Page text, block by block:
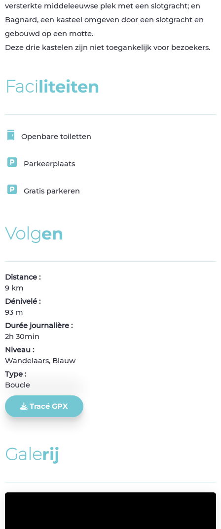
versterkte middeleeuwse plek met een slotgracht; en
Bagnard, een kasteel omgeven door een slotgracht en
gebouwd op een motte.
Deze drie kastelen zijn niet toegankelijk voor bezoekers.
Faciliteiten
Openbare toiletten
Parkeerplaats
Gratis parkeren
Volgen
Distance :
9 km
Dénivelé :
93 m
Durée journalière :
2h 30min
Niveau :
Wandelaars, Blauw
Type :
Boucle
Tracé GPX
Galerij